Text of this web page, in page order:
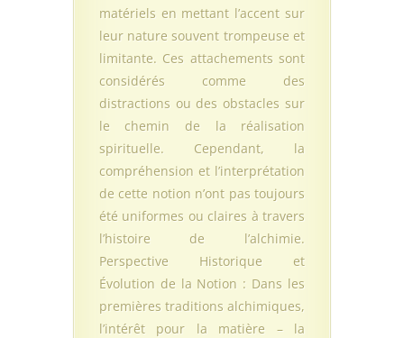
matériels en mettant l’accent sur
leur nature souvent trompeuse et
limitante. Ces attachements sont
considérés comme des
distractions ou des obstacles sur
le chemin de la réalisation
spirituelle. Cependant, la
compréhension et l’interprétation
de cette notion n’ont pas toujours
été uniformes ou claires à travers
l’histoire de l’alchimie.
Perspective Historique et
Évolution de la Notion : Dans les
premières traditions alchimiques,
l’intérêt pour la matière – la